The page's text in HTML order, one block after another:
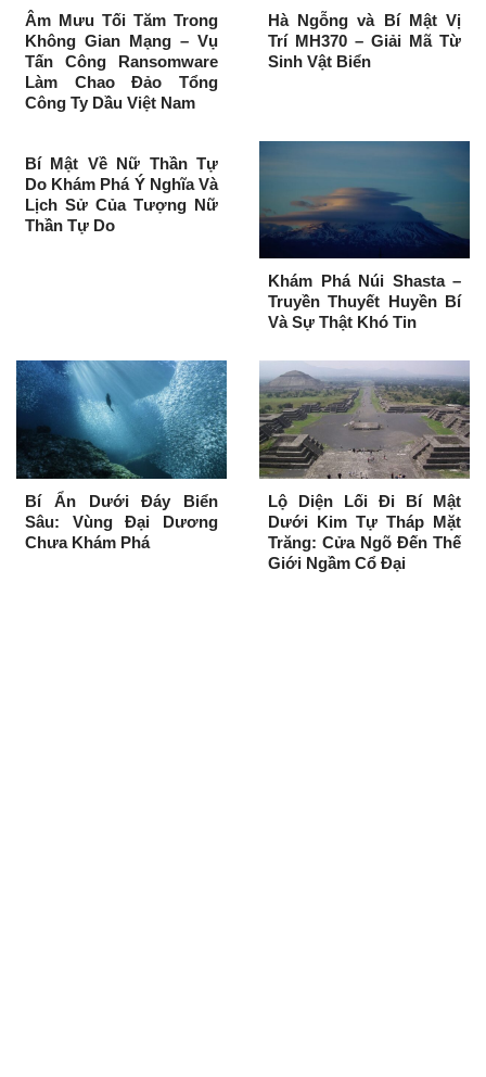
Âm Mưu Tối Tăm Trong
Không Gian Mạng – Vụ
Tấn Công Ransomware
Làm Chao Đảo Tổng
Công Ty Dầu Việt Nam
Hà Ngỗng và Bí Mật Vị
Trí MH370 – Giải Mã Từ
Sinh Vật Biển
Bí Mật Về Nữ Thần Tự
Do Khám Phá Ý Nghĩa Và
Lịch Sử Của Tượng Nữ
Thần Tự Do
Khám Phá Núi Shasta –
Truyền Thuyết Huyền Bí
Và Sự Thật Khó Tin
Bí Ẩn Dưới Đáy Biển
Sâu: Vùng Đại Dương
Chưa Khám Phá
Lộ Diện Lối Đi Bí Mật
Dưới Kim Tự Tháp Mặt
Trăng: Cửa Ngõ Đến Thế
Giới Ngầm Cổ Đại